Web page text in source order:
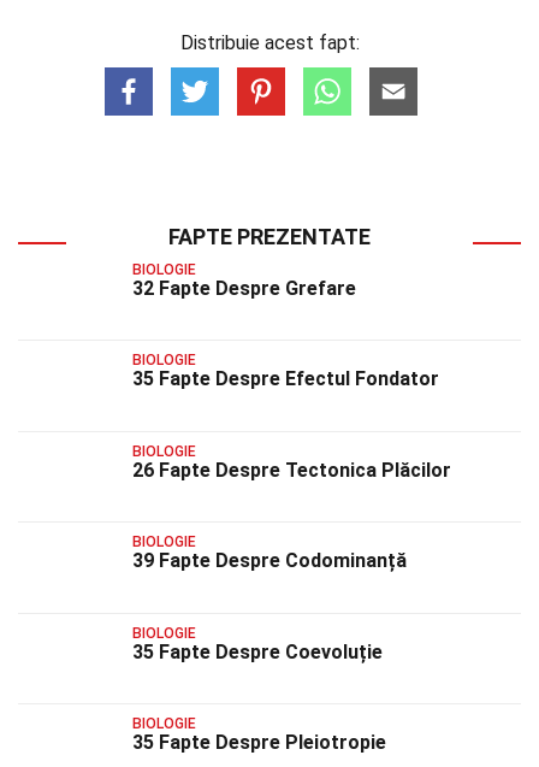
Distribuie acest fapt:
FAPTE PREZENTATE
BIOLOGIE
32 Fapte Despre Grefare
BIOLOGIE
35 Fapte Despre Efectul Fondator
BIOLOGIE
26 Fapte Despre Tectonica Plăcilor
BIOLOGIE
39 Fapte Despre Codominanță
BIOLOGIE
35 Fapte Despre Coevoluție
BIOLOGIE
35 Fapte Despre Pleiotropie